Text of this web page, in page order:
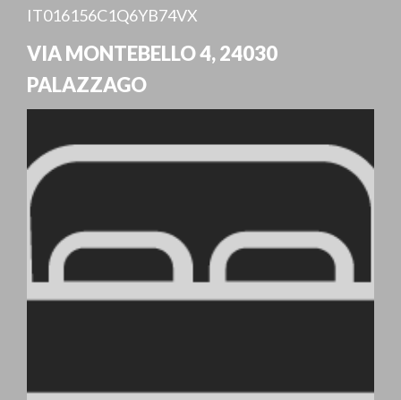
IT016156C1Q6YB74VX
VIA MONTEBELLO 4,24030
PALAZZAGO